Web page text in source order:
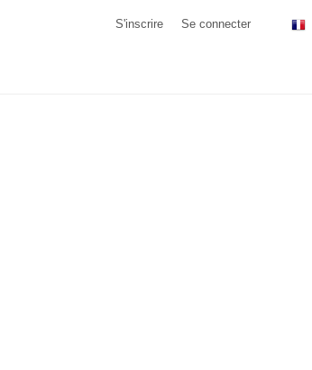
S'inscrire Se connecter